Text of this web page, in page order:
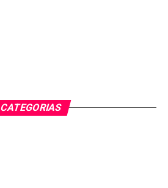
CATEGORIAS